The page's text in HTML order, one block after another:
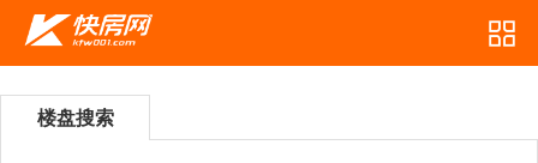
楼盘搜索